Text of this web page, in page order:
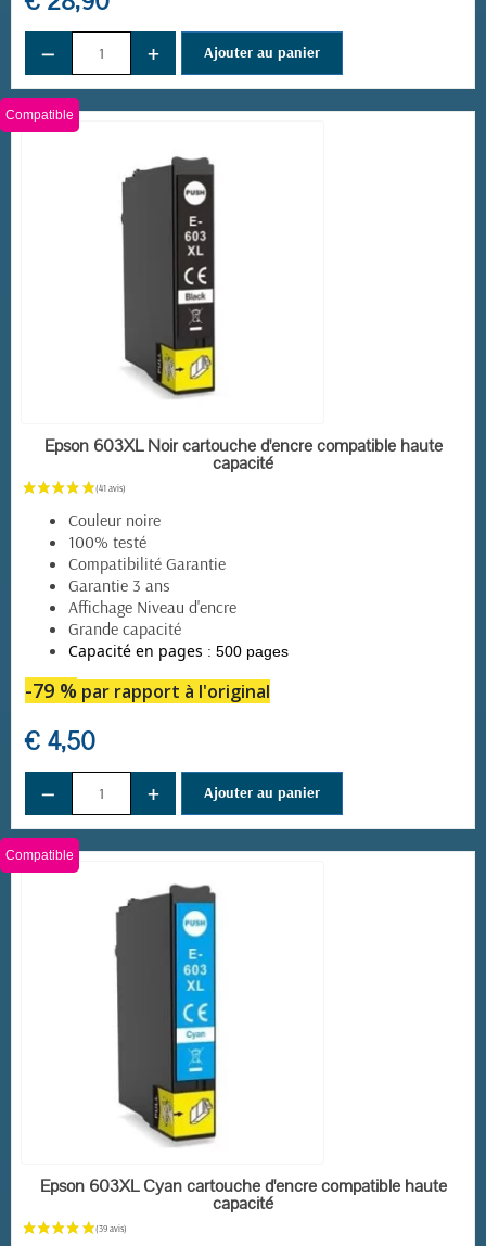
(124 avis)
− + Ajouter au panier
EN STOCK
Compatible
Epson 603XL Noir cartouche d'encre compatible haute
capacité
Couleur noire
100% testé
Compatibilité Garantie
Garantie 3 ans
Affichage Niveau d'encre
Grande capacité
Capacité en pages : 500 pages
-79 % par rapport à l'original
€ 4,50
− + Ajouter au panier
EN STOCK
Compatible
Epson 603XL Cyan cartouche d'encre compatible haute
capacité